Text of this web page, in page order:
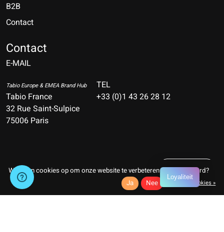
B2B
Contact
Contact
E-MAIL
Tabio Europe & EMEA Brand Hub
Tabio France
32 Rue Saint-Sulpice
75006 Paris
TEL
+33 (0)1 43 26 28 12
© Copyright 2026 TABIO E-SHOP Paris RSS-feed
Nederlands
Español
Wij slaan cookies op om onze website te verbeteren. Is dat akkoord?
Ja
Nee Meer over cookies »
Loyaliteit